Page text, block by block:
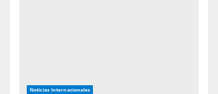
Noticias Internacionales